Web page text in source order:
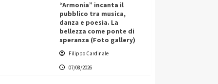
“Armonia” incanta il
pubblico tra musica,
danza e poesia. La
bellezza come ponte di
speranza (Foto gallery)
Filippo Cardinale
07/08/2026